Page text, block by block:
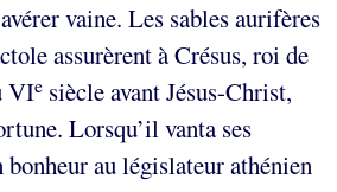
vaine. Les sables aurifères
assurèrent à Crésus, roi de
VIe siècle avant Jésus-Christ,
Lorsqu’il vanta ses
bonheur au législateur athénien